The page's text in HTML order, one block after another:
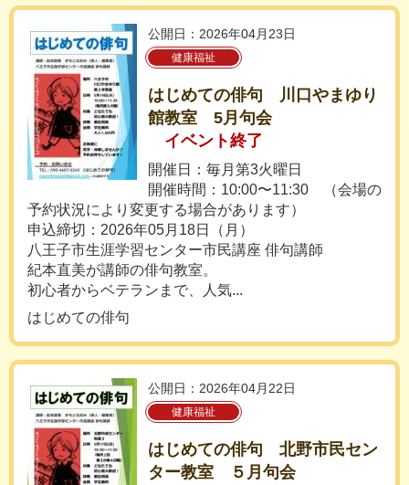
公開日：2026年04月23日
健康福祉
はじめての俳句 川口やまゆり
館教室 5月句会
イベント終了
開催日：毎月第3火曜日
開催時間：10:00〜11:30 （会場の
予約状況により変更する場合があります）
申込締切：2026年05月18日（月）
八王子市生涯学習センター市民講座 俳句講師
紀本直美が講師の俳句教室。
初心者からベテランまで、人気...
はじめての俳句
公開日：2026年04月22日
健康福祉
はじめての俳句 北野市民セン
ター教室 ５月句会